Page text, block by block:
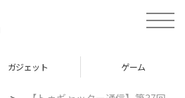
t
o
ガジェット ゲーム